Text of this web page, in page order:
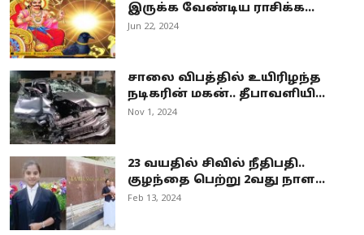
இருக்க வேண்டிய ராசிக்க...
Jun 22, 2024
சாலை விபத்தில் உயிரிழந்த
நடிகரின் மகன்.. தீபாவளியி...
Nov 1, 2024
23 வயதில் சிவில் நீதிபதி..
குழந்தை பெற்று 2வது நாள...
Feb 13, 2024